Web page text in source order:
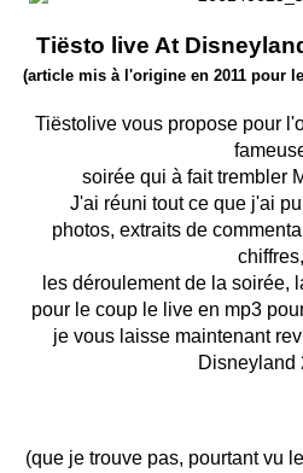
Tiësto live At
(article mis à l'origine en 2011 pour
Tiëstolive vous propose pour
soirée qui à fait trembler
J'ai réuni tout ce que j'ai
photos, extraits de
chiffres,
les déroulement de la soirée,
pour le coup le live en mp3
je vous laisse maintenant
Disneyland
(que je trouve pas, pourtant vu